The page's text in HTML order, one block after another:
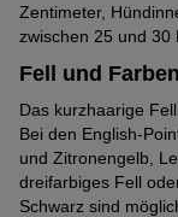
Familienhund
Energielevel
Zentimeter,
zwischen 25 und 30
Fell und
Das kurzhaarige
Bei den English-
und Zitronengelb,
dreifarbiges Fell
Schwarz sind